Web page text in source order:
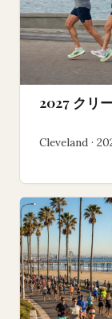
2027 クリ
Cleveland ·